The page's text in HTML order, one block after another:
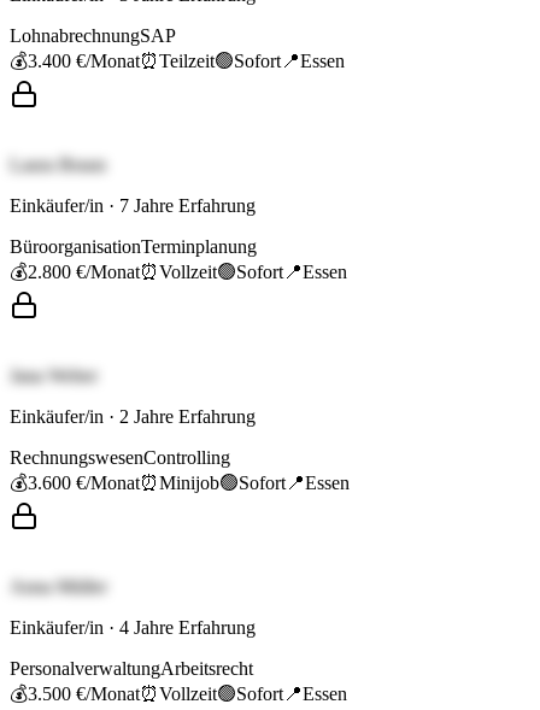
LohnabrechnungSAP
💰3.400 €/Monat⏰Teilzeit🟢Sofort 📍Essen
Laura Braun
Einkäufer/in · 7 Jahre Erfahrung
BüroorganisationTerminplanung
💰2.800 €/Monat⏰Vollzeit🟢Sofort 📍Essen
Jana Weber
Einkäufer/in · 2 Jahre Erfahrung
RechnungswesenControlling
💰3.600 €/Monat⏰Minijob🟢Sofort 📍Essen
Anna Müller
Einkäufer/in · 4 Jahre Erfahrung
PersonalverwaltungArbeitsrecht
💰3.500 €/Monat⏰Vollzeit🟢Sofort 📍Essen